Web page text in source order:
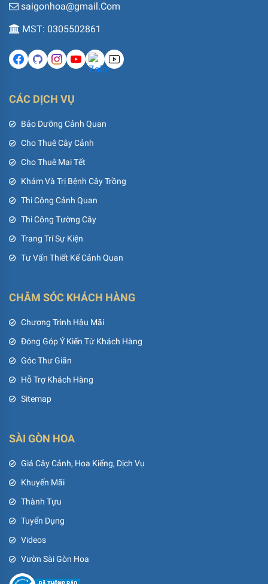
saigonhoa@gmail.Com
MST: 0305502861
CÁC DỊCH VỤ
Bảo Dưỡng Cảnh Quan
Cho Thuê Cây Cảnh
Cho Thuê Mai Tết
Khám Và Trị Bệnh Cây Trồng
Thi Công Cảnh Quan
Thi Công Tường Cây
Trang Trí Sự Kiện
Tư Vấn Thiết Kế Cảnh Quan
CHĂM SÓC KHÁCH HÀNG
Chương Trình Hậu Mãi
Đóng Góp Ý Kiến Từ Khách Hàng
Góc Thư Giãn
Hỗ Trợ Khách Hàng
Sitemap
SÀI GÒN HOA
Giá Cây Cảnh, Hoa Kiểng, Dịch Vụ
Khuyến Mãi
Thành Tựu
Tuyển Dụng
Videos
Vườn Sài Gòn Hoa